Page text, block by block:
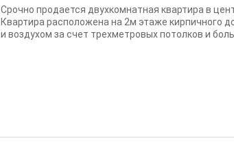
Срочно продается двухкомнатная квартира в
Квартира расположена на 2м этаже кирпичного
и воздухом за счет трехметровых потолков и